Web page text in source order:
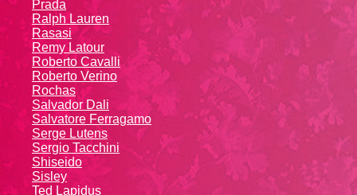
Prada
Ralph Lauren
Rasasi
Remy Latour
Roberto Cavalli
Roberto Verino
Rochas
Salvador Dali
Salvatore Ferragamo
Serge Lutens
Sergio Tacchini
Shiseido
Sisley
Ted Lapidus